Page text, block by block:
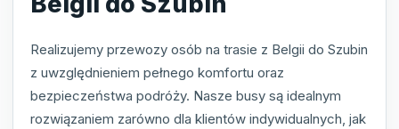
Realizujemy przewozy osób na trasie z Belgii do Szubin
z uwzględnieniem pełnego komfortu oraz
bezpieczeństwa podróży. Nasze busy są idealnym
rozwiązaniem zarówno dla klientów indywidualnych, jak